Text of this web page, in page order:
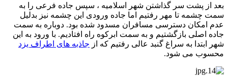
بعد از پشت سر گذاشتن شهر اسلامیه ، سپس جاده فرعی را به
سمت چشمه تا مهر رفتیم اما جاده ورودی این چشمه نیز بدلیل
عدم امکان دسترسی مسافران مسدود شده بود. دوباره به سمت
جاده اصلی بازگشتیم و به سمت ابرکوه راه افتادیم. با ورود به این
شهر ابتدا به سراغ گنبد عالی رفتیم که از جاذبه های اطراف یزد
محسوب می شود.